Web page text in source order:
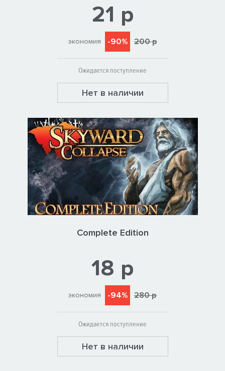
21 р
экономия -90% 200 р
Ожидается поступление
Нет в наличии
Complete Edition
18 р
экономия -94% 280 р
Ожидается поступление
Нет в наличии